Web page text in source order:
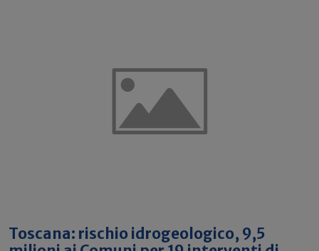
Toscana: rischio idrogeologico, 9,5